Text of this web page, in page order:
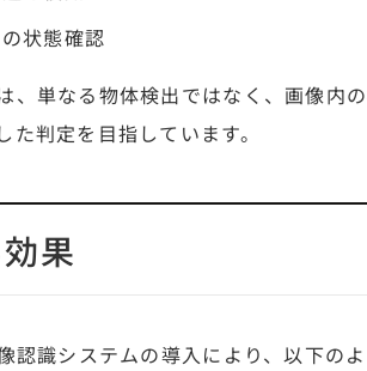
状態確認
、単なる物体検出ではなく、画像内
た判定を目指しています。
果
認識システムの導入により、以下の